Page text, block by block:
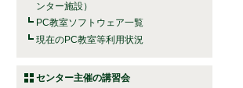
ンター施設）
PC教室ソフトウェア一覧
現在のPC教室等利用状況
センター主催の講習会